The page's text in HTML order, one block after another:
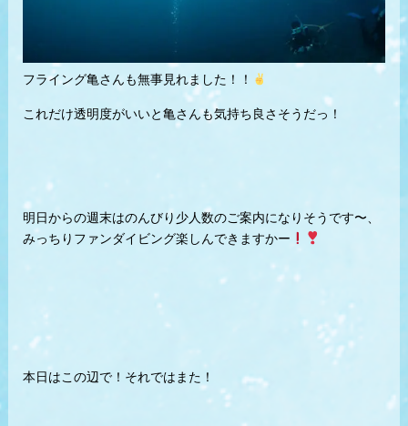
フライング亀さんも無事見れました！！
これだけ透明度がいいと亀さんも気持ち良さそうだっ！
明日からの週末はのんびり少人数のご案内になりそうです〜、
みっちりファンダイビング楽しんできますかー
本日はこの辺で！それではまた！